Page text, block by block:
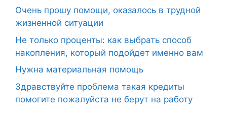
Очень прошу помощи, оказалось в трудной
жизненной ситуации
Не только проценты: как выбрать способ
накопления, который подойдет именно вам
Нужна материальная помощь
Здравствуйте проблема такая кредиты
помогите пожалуйста не берут на работу